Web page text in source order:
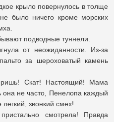
крыло повернулось в толще
было ничего кроме морских
подводные туннели.
от неожиданности. Из-за
за шероховатый камень
Скат! Настоящий! Мама
она не часто, Пенелопа каждый
легкий, звонкий смех!
смотрела! Правда